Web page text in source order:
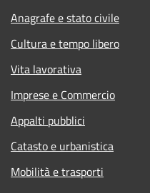
Anagrafe e stato civile
Cultura e tempo libero
Vita lavorativa
Imprese e Commercio
Appalti pubblici
Catasto e urbanistica
Mobilità e trasporti